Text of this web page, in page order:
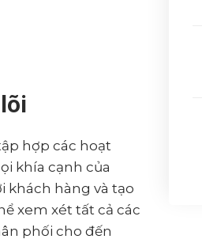
hợp các hoạt
khía cạnh của
khách hàng và tạo
xem xét tất cả các
phối cho đến